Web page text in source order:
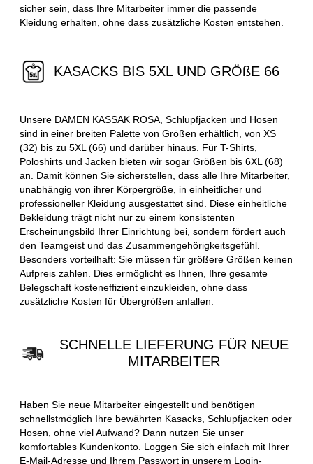
sicher sein, dass Ihre Mitarbeiter immer die passende
Kleidung erhalten, ohne dass zusätzliche Kosten entstehen.
KASACKS BIS 5XL UND GRÖßE 66
Unsere DAMEN KASSAK ROSA, Schlupfjacken und Hosen
sind in einer breiten Palette von Größen erhältlich, von XS
(32) bis zu 5XL (66) und darüber hinaus. Für T-Shirts,
Poloshirts und Jacken bieten wir sogar Größen bis 6XL (68)
an. Damit können Sie sicherstellen, dass alle Ihre Mitarbeiter,
unabhängig von ihrer Körpergröße, in einheitlicher und
professioneller Kleidung ausgestattet sind. Diese einheitliche
Bekleidung trägt nicht nur zu einem konsistenten
Erscheinungsbild Ihrer Einrichtung bei, sondern fördert auch
den Teamgeist und das Zusammengehörigkeitsgefühl.
Besonders vorteilhaft: Sie müssen für größere Größen keinen
Aufpreis zahlen. Dies ermöglicht es Ihnen, Ihre gesamte
Belegschaft kosteneffizient einzukleiden, ohne dass
zusätzliche Kosten für Übergrößen anfallen.
SCHNELLE LIEFERUNG FÜR NEUE
MITARBEITER
Haben Sie neue Mitarbeiter eingestellt und benötigen
schnellstmöglich Ihre bewährten Kasacks, Schlupfjacken oder
Hosen, ohne viel Aufwand? Dann nutzen Sie unser
komfortables Kundenkonto. Loggen Sie sich einfach mit Ihrer
E-Mail-Adresse und Ihrem Passwort in unserem Login-